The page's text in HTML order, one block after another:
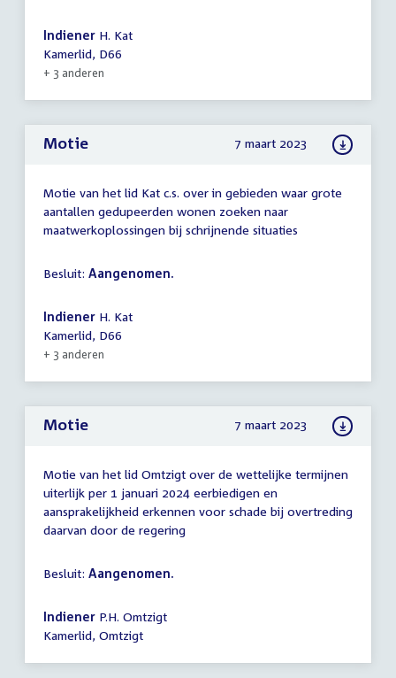
Indiener H. Kat
Kamerlid, D66
+ 3 anderen
Motie 7 maart 2023
Motie van het lid Kat c.s. over in gebieden waar grote
aantallen gedupeerden wonen zoeken naar
maatwerkoplossingen bij schrijnende situaties
Besluit: Aangenomen.
Indiener H. Kat
Kamerlid, D66
+ 3 anderen
Motie 7 maart 2023
Motie van het lid Omtzigt over de wettelijke termijnen
uiterlijk per 1 januari 2024 eerbiedigen en
aansprakelijkheid erkennen voor schade bij overtreding
daarvan door de regering
Besluit: Aangenomen.
Indiener P.H. Omtzigt
Kamerlid, Omtzigt